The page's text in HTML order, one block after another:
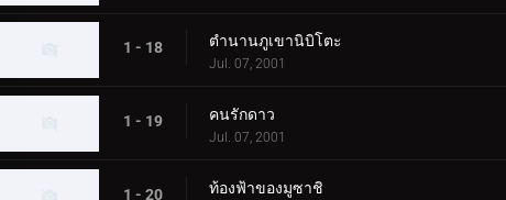
1 - 18 ตำนานภูเขานิบิโตะ
Jul. 07, 2001
1 - 19 คนรักดาว
Jul. 07, 2001
1 - 20 ท้องฟ้าของมูซาชิ